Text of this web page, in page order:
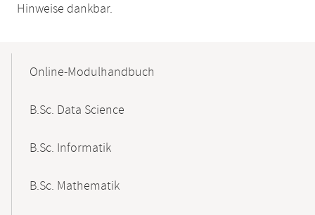
Hinweise dankbar.
NavigationOnline-Modulhandbuch
B.Sc. Data Science
B.Sc. Informatik
B.Sc. Mathematik